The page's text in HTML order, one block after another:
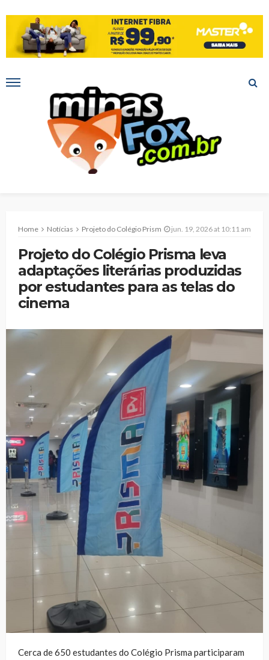
Home Notícias Projeto do Colégio Prisma leva adaptações literárias produzidas por estudantes para as telas do cinema
jun. 19, 2026 at 10:11 am
Projeto do Colégio Prisma leva
adaptações literárias produzidas
por estudantes para as telas do
cinema
Cerca de 650 estudantes do Colégio Prisma participaram